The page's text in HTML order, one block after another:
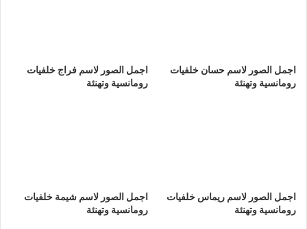
اجمل الصور لاسم حسان خلفيات
رومانسية وتهنئة
اجمل الصور لاسم فراج خلفيات
رومانسية وتهنئة
اجمل الصور لاسم ريماس خلفيات
رومانسية وتهنئة
اجمل الصور لاسم شيمة خلفيات
رومانسية وتهنئة